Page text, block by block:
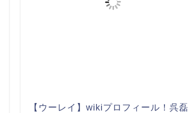
【ウーレイ】wikiプロフィール！呉磊